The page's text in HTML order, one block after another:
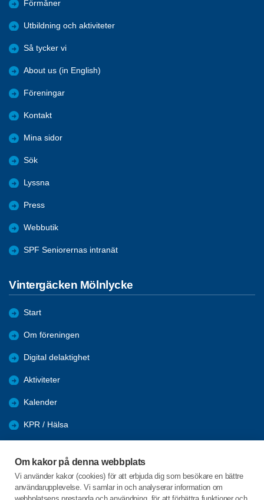
Om kakor på denna webbplats
Vi använder kakor (cookies) för att erbjuda dig som besökare en bättre
användarupplevelse. Vi samlar in och analyserar information om
Förmåner
Utbildning och aktiviteter
Så tycker vi
About us (in English)
Föreningar
Kontakt
Mina sidor
Sök
Lyssna
Press
Webbutik
SPF Seniorernas intranät
Vintergäcken Mölnlycke
Start
Om föreningen
Digital delaktighet
Aktiviteter
Kalender
KPR / Hälsa
Nyhetsarkiv
Länkar